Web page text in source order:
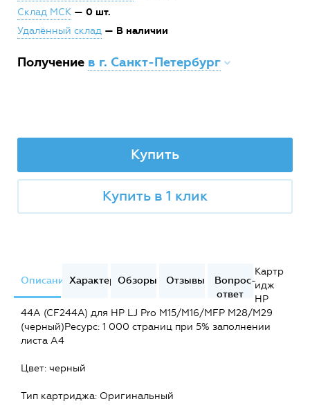
Склад МСК — 0 шт.
Удалённый склад — В наличии
Получение в г. Санкт-Петербург
Купить
Купить в 1 клик
ОписаниеХарактеристики
Обзоры Отзывы
Вопрос-
ответ
Картр
идж
HP
44A (CF244A) для HP LJ Pro M15/M16/MFP M28/M29
(черный)Ресурс: 1 000 страниц при 5% заполнении
листа A4
Цвет: черный
Тип картриджа: Оригинальный